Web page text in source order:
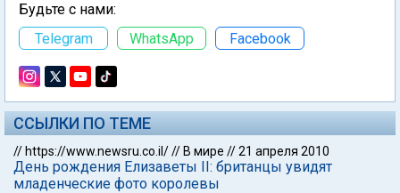
Будьте с нами:
Telegram
WhatsApp Facebook
ССЫЛКИ ПО ТЕМЕ
// https://www.newsru.co.il/// В мире //21 апреля 2010
День рождения Елизаветы II: британцы увидят
младенческие фото королевы